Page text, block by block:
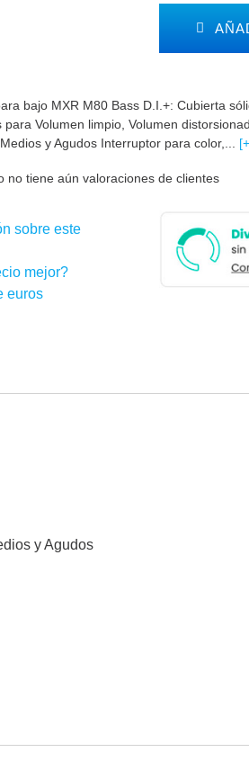
bajo MXR M80 Bass D.I.+: Cubierta
Volumen limpio, Volumen
y Agudos Interruptor para color,...
no tiene aún valoraciones de clientes
sobre este
mejor?
euros
y Agudos